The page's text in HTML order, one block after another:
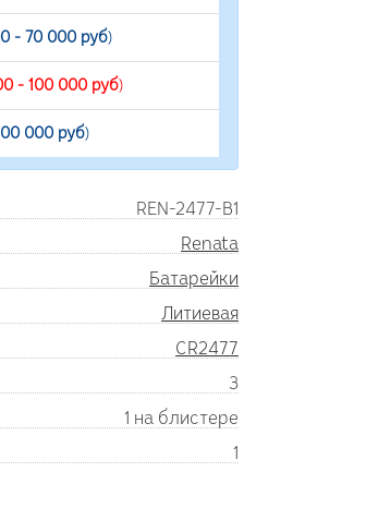
- 70 000 руб)
- 100 000 руб)
000 руб)
REN-2477-B1
Renata
Батарейки
Литиевая
CR2477
3
1 на блистере
1